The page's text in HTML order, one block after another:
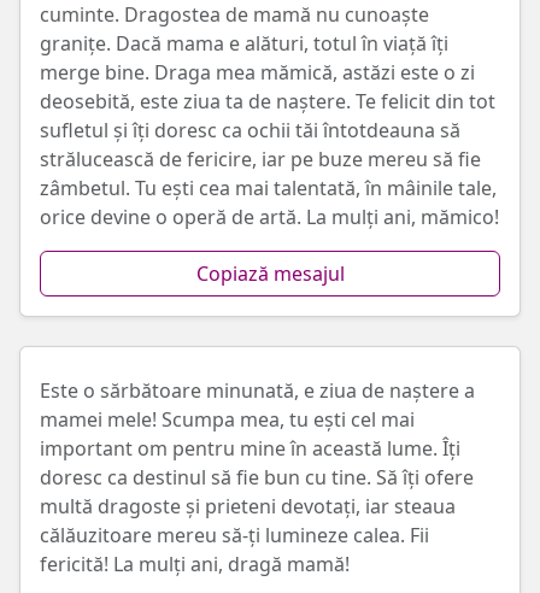
cuminte. Dragostea de mamă nu cunoaște
granițe. Dacă mama e alături, totul în viață îți
merge bine. Draga mea mămică, astăzi este o zi
deosebită, este ziua ta de naștere. Te felicit din tot
sufletul și îți doresc ca ochii tăi întotdeauna să
strălucească de fericire, iar pe buze mereu să fie
zâmbetul. Tu ești cea mai talentată, în mâinile tale,
orice devine o operă de artă. La mulți ani, mămico!
Copiază mesajul
Este o sărbătoare minunată, e ziua de naștere a
mamei mele! Scumpa mea, tu ești cel mai
important om pentru mine în această lume. Îți
doresc ca destinul să fie bun cu tine. Să îți ofere
multă dragoste şi prieteni devotați, iar steaua
călăuzitoare mereu să-ți lumineze calea. Fii
fericită! La mulți ani, dragă mamă!